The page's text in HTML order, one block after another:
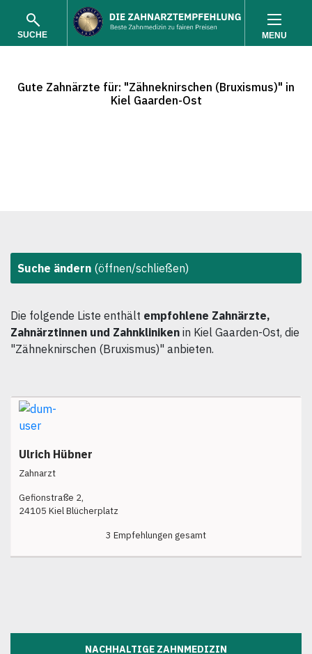
SUCHE MENU
Gute Zahnärzte für: "Zähneknirschen (Bruxismus)" in
Kiel Gaarden-Ost
Suche ändern (öffnen/schließen)
Die folgende Liste enthält empfohlene Zahnärzte,
Zahnärztinnen und Zahnkliniken in Kiel Gaarden-Ost, die
"Zähneknirschen (Bruxismus)" anbieten.
Ulrich Hübner
Zahnarzt
Gefionstraße 2,
24105 Kiel Blücherplatz
3 Empfehlungen gesamt
NACHHALTIGE ZAHNMEDIZIN